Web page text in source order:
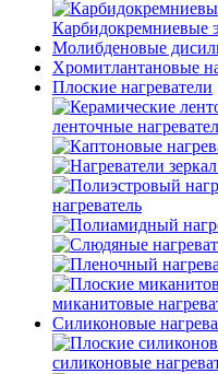
Карбидокремниевые
Молибденовые
Хромитлантановые
Плоские нагреватели
ленточные
нагреватель
миканитовые
Силиконовые
силиконовые